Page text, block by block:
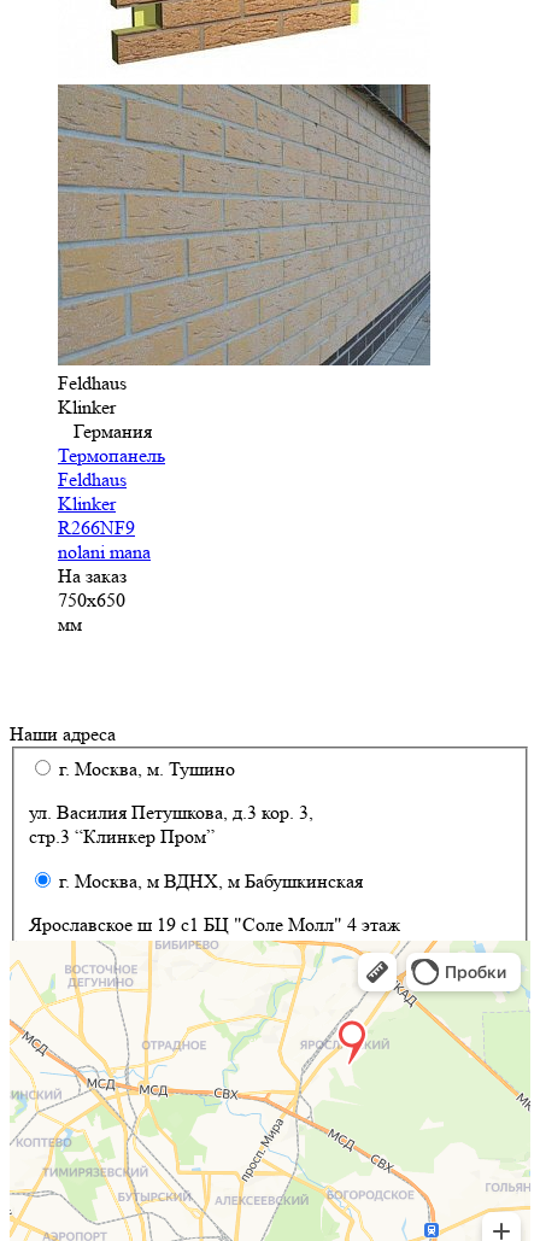
Feldhaus
Klinker
Германия
Термопанель
Feldhaus
Klinker
R266NF9
nolani mana
На заказ
750x650
мм
Наши адреса
г. Москва, м. Тушино
ул. Василия Петушкова, д.3 кор. 3,
стр.3 “Клинкер Пром”
г. Москва, м ВДНХ, м Бабушкинская
Ярославское ш 19 с1 БЦ "Соле Молл" 4 этаж